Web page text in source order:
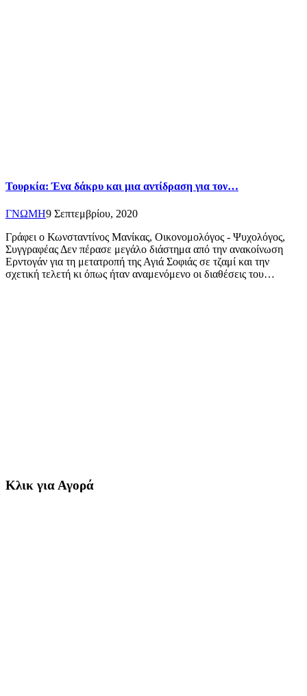
Τουρκία: Ένα δάκρυ και μια αντίδραση για τον…
ΓΝΩΜΗ9 Σεπτεμβρίου, 2020
Γράφει ο Κωνσταντίνος Μανίκας, Οικονομολόγος - Ψυχολόγος,
Συγγραφέας Δεν πέρασε μεγάλο διάστημα από την ανακοίνωση
Ερντογάν για τη μετατροπή της Αγιά Σοφιάς σε τζαμί και την
σχετική τελετή κι όπως ήταν αναμενόμενο οι διαθέσεις του…
Κλικ για Αγορά